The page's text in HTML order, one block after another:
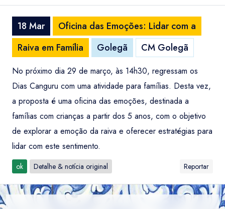
18 Mar
Oficina das Emoções: Lidar com a
Raiva em Família
Golegã CM Golegã
No próximo dia 29 de março, às 14h30, regressam os
Dias Canguru com uma atividade para famílias. Desta vez,
a proposta é uma oficina das emoções, destinada a
famílias com crianças a partir dos 5 anos, com o objetivo
de explorar a emoção da raiva e oferecer estratégias para
lidar com este sentimento.
ok Detalhe & notícia original Reportar